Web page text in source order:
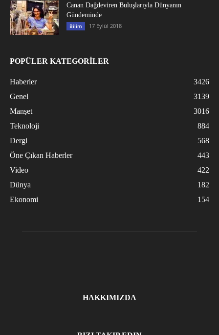
Canan Dağdeviren Buluşlarıyla Dünyanın
Gündeminde
Bilim 17 Eylül 2018
POPÜLER KATEGORİLER
Haberler
3426
Genel
3139
Manşet
3016
Teknoloji
884
Dergi
568
Öne Çıkan Haberler
443
Video
422
Dünya
182
Ekonomi
154
HAKKIMIZDA